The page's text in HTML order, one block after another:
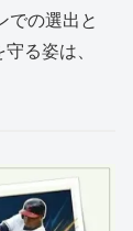
での選出と
る姿は、